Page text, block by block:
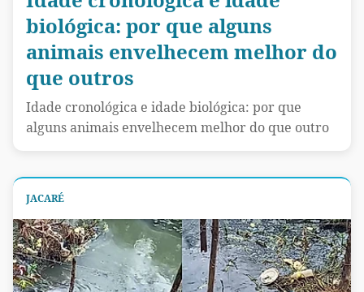
biológica: por que alguns
animais envelhecem melhor do
que outros
Idade cronológica e idade biológica: por que
alguns animais envelhecem melhor do que outro
JACARÉ